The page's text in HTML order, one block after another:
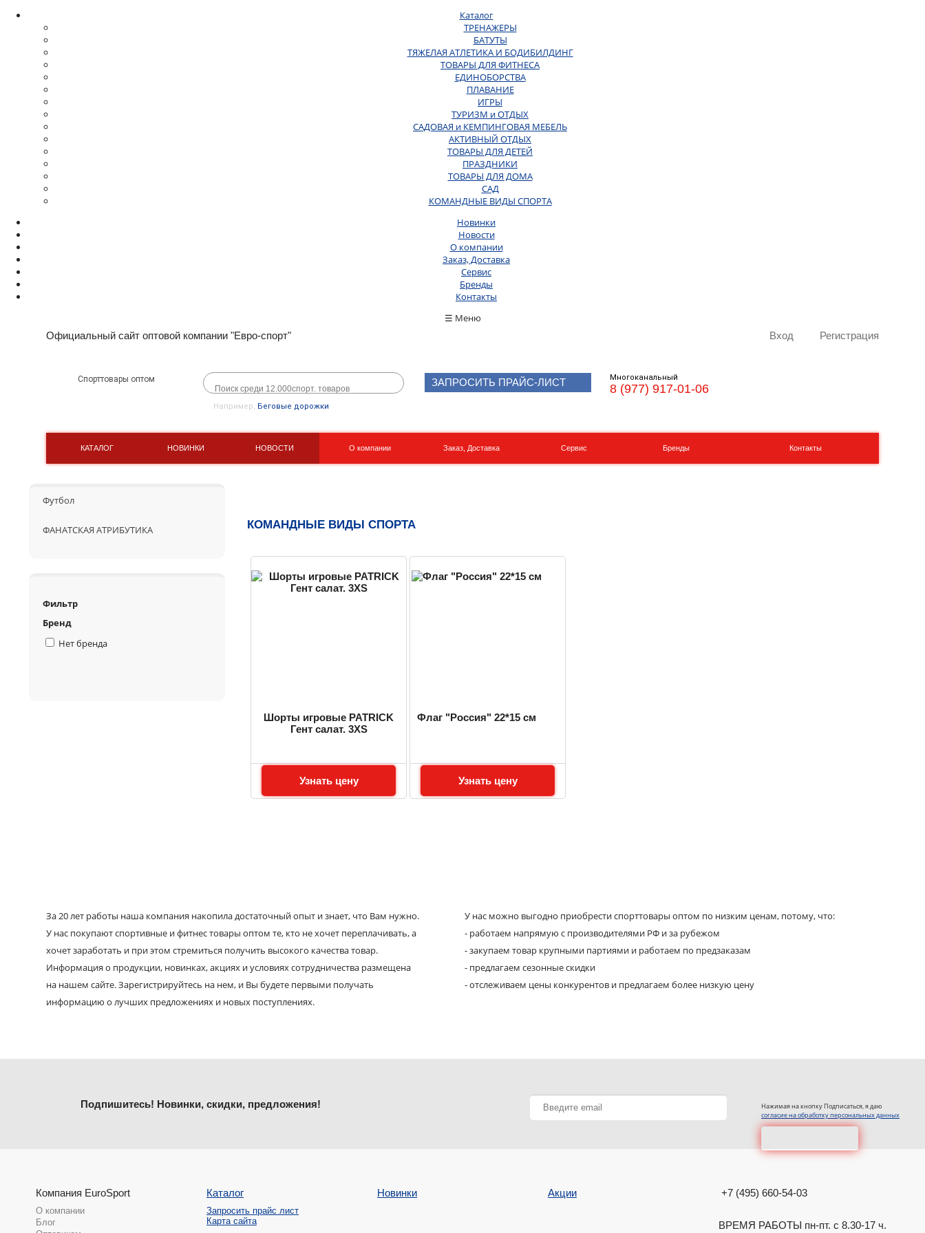
Каталог
ТРЕНАЖЕРЫ
БАТУТЫ
ТЯЖЕЛАЯ АТЛЕТИКА И БОДИБИЛДИНГ
ТОВАРЫ ДЛЯ ФИТНЕСА
ЕДИНОБОРСТВА
ПЛАВАНИЕ
ИГРЫ
ТУРИЗМ и ОТДЫХ
САДОВАЯ и КЕМПИНГОВАЯ МЕБЕЛЬ
АКТИВНЫЙ ОТДЫХ
ТОВАРЫ ДЛЯ ДЕТЕЙ
ПРАЗДНИКИ
ТОВАРЫ ДЛЯ ДОМА
САД
КОМАНДНЫЕ ВИДЫ СПОРТА
Новинки
Новости
О компании
Заказ, Доставка
Сервис
Бренды
Контакты
☰ Меню
Официальный сайт оптовой компании "Евро-спорт" Вход Регистрация
Спорттовары оптом
Например, Беговые дорожки
ЗАПРОСИТЬ ПРАЙС-ЛИСТ Многоканальный
8 (977) 917-01-06
КАТАЛОГ НОВИНКИ НОВОСТИ О компании Заказ, Доставка Сервис Бренды Контакты
Футбол
ФАНАТСКАЯ АТРИБУТИКА
Фильтр
Бренд
Нет бренда
КОМАНДНЫЕ ВИДЫ СПОРТА
Шорты игровые PATRICK
Гент салат. 3XS
Узнать цену
Флаг "Россия" 22*15 см
Узнать цену
За 20 лет работы наша компания накопила достаточный опыт и знает, что Вам нужно.
У нас покупают спортивные и фитнес товары оптом те, кто не хочет переплачивать, а
хочет заработать и при этом стремиться получить высокого качества товар.
Информация о продукции, новинках, акциях и условиях сотрудничества размещена
на нашем сайте. Зарегистрируйтесь на нем, и Вы будете первыми получать
информацию о лучших предложениях и новых поступлениях.
У нас можно выгодно приобрести спорттовары оптом по низким ценам, потому, что:
- работаем напрямую с производителями РФ и за рубежом
- закупаем товар крупными партиями и работаем по предзаказам
- предлагаем сезонные скидки
- отслеживаем цены конкурентов и предлагаем более низкую цену
Нажимая на кнопку Подписаться, я даю
согласие на обработку персональных данных
Подпишитесь! Новинки, скидки, предложения!
Компания EuroSport
О компании
Блог
Каталог
Запросить прайс лист
Карта сайта
Новинки Акции +7 (495) 660-54-03
ВРЕМЯ РАБОТЫ пн-пт. с 8.30-17 ч.